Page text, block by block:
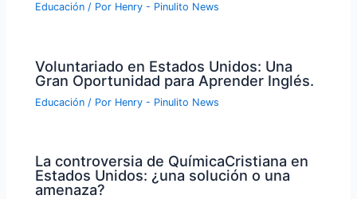
Educación / Por Henry - Pinulito News
Voluntariado en Estados Unidos: Una
Gran Oportunidad para Aprender Inglés.
Educación / Por Henry - Pinulito News
La controversia de QuímicaCristiana en
Estados Unidos: ¿una solución o una
amenaza?